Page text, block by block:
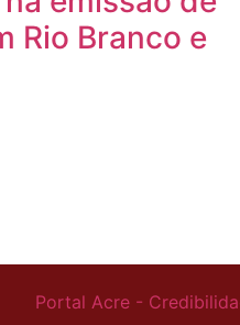
Rio Branco e